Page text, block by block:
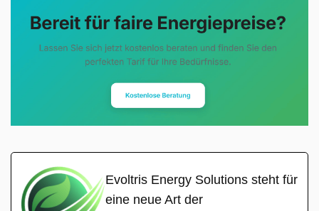
Evoltris Energy Solutions steht für
eine neue Art der